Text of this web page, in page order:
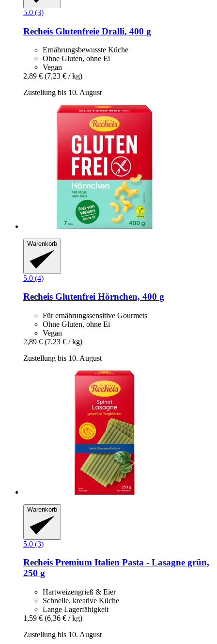
5.0 (3)
Recheis Glutenfreie Dralli, 400 g
Ernährungsbewusste Küche
Ohne Gluten, ohne Ei
Vegan
2,89 € (7,23 € / kg)
Zustellung bis 10. August
Warenkorb
5.0 (4)
Recheis Glutenfrei Hörnchen, 400 g
Für ernährungssensitive Gourmets
Ohne Gluten, ohne Ei
Vegan
2,89 € (7,23 € / kg)
Zustellung bis 10. August
Warenkorb
5.0 (3)
Recheis Premium Italien Pasta -​ Lasagne grün,
250 g
Hartweizengrieß & Eier
Schnelle, kreative Küche
Lange Lagerfähigkeit
1,59 € (6,36 € / kg)
Zustellung bis 10. August